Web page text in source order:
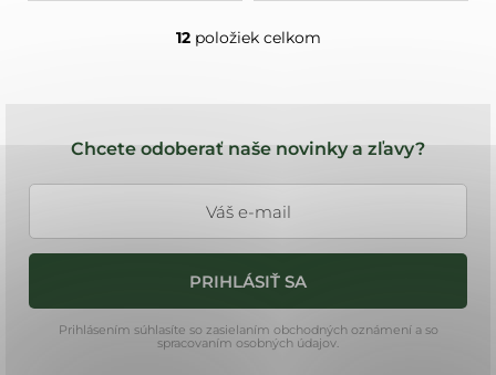
O
d
i
e
p
r
v
k
12položiek celkom
Chcete odoberať naše novinky a zľavy?
PRIHLÁSIŤ SA
Prihlásením súhlasíte so zasielaním obchodných oznámení a so
spracovaním osobných údajov.